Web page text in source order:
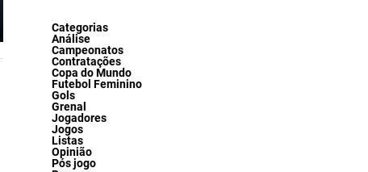
Categorias
Análise
Campeonatos
Contratações
Copa do Mundo
Futebol Feminino
Gols
Grenal
Jogadores
Jogos
Listas
Opinião
Pós jogo